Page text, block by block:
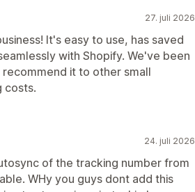
27. juli 2026
It's easy to use, has saved
with Shopify. We've been
it to other small
costs.
24. juli 2026
of the tracking number from
WHy you guys dont add this